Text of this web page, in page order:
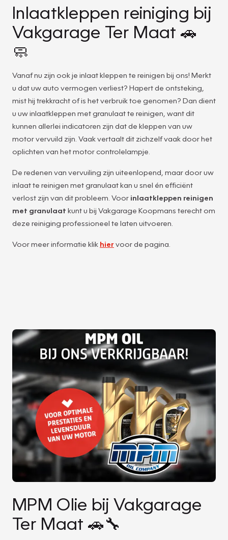
Inlaatkleppen reiniging bij
Vakgarage Ter Maat 🚗
🧼
Vanaf nu zijn ook je inlaat kleppen te reinigen bij ons! Merkt
u dat uw auto vermogen verliest? Hapert de ontsteking,
mist hij trekkracht of is het verbruik toe genomen? Dan dient
u uw inlaatkleppen met granulaat te reinigen, want dit
kunnen allerlei indicatoren zijn dat de kleppen van uw
motor vervuild zijn. Vaak vertaalt dit zichzelf vaak door het
oplichten van het motor controlelampje.
De redenen van vervuiling zijn uiteenlopend, maar door uw
inlaat te reinigen met granulaat kan u snel én efficiënt
verlost zijn van dit probleem. Voor inlaatkleppen reinigen
met granulaat kunt u bij Vakgarage Koopmans terecht om
deze reiniging professioneel te laten uitvoeren.
Voor meer informatie klik hiervoor de pagina.
MPM Olie bij Vakgarage
Ter Maat 🚗🔧